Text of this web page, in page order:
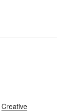
Creative